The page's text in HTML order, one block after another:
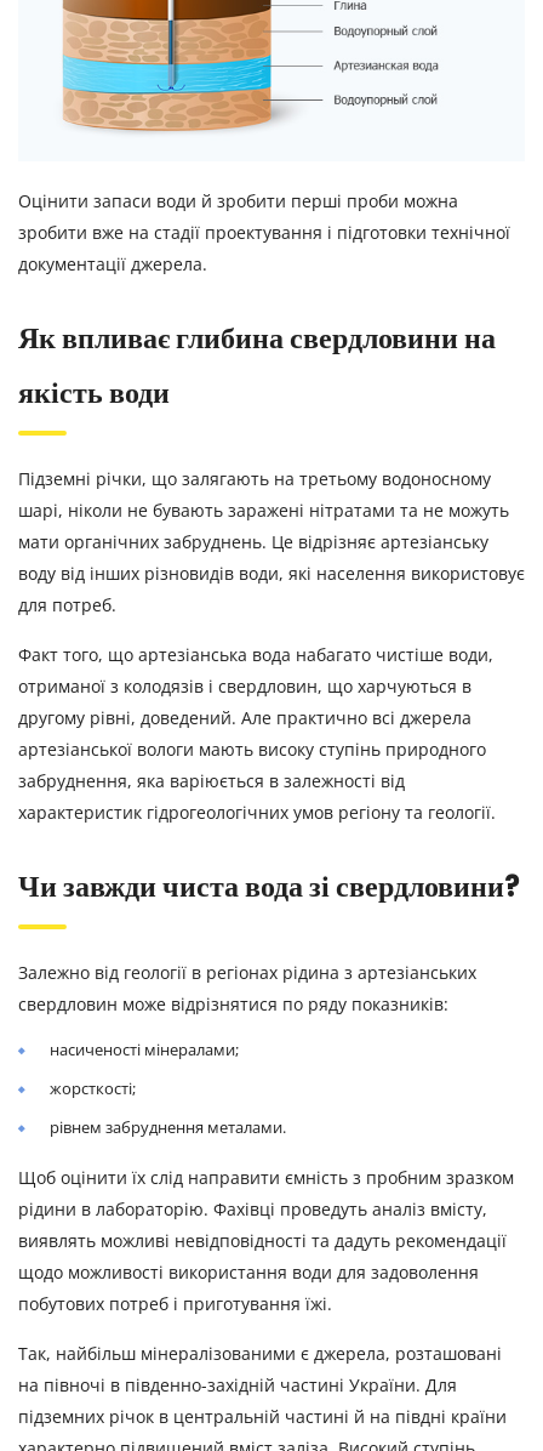
Оцінити запаси води й зробити перші проби можна
зробити вже на стадії проектування і підготовки технічної
документації джерела.
Як впливає глибина свердловини на
якість води
Підземні річки, що залягають на третьому водоносному
шарі, ніколи не бувають заражені нітратами та не можуть
мати органічних забруднень. Це відрізняє артезіанську
воду від інших різновидів води, які населення використовує
для потреб.
Факт того, що артезіанська вода набагато чистіше води,
отриманої з колодязів і свердловин, що харчуються в
другому рівні, доведений. Але практично всі джерела
артезіанської вологи мають високу ступінь природного
забруднення, яка варіюється в залежності від
характеристик гідрогеологічних умов регіону та геології.
Чи завжди чиста вода зі свердловини?
Залежно від геології в регіонах рідина з артезіанських
свердловин може відрізнятися по ряду показників:
насиченості мінералами;
жорсткості;
рівнем забруднення металами.
Щоб оцінити їх слід направити ємність з пробним зразком
рідини в лабораторію. Фахівці проведуть аналіз вмісту,
виявлять можливі невідповідності та дадуть рекомендації
щодо можливості використання води для задоволення
побутових потреб і приготування їжі.
Так, найбільш мінералізованими є джерела, розташовані
на півночі в південно-західній частині України. Для
підземних річок в центральній частині й на півдні країни